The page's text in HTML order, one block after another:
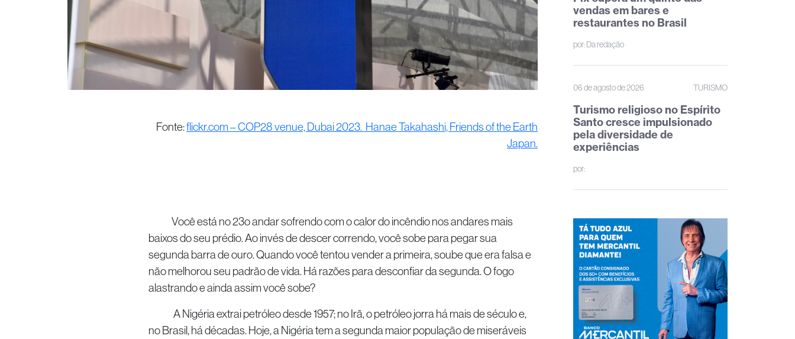
Fonte:flickr.com – COP28 venue, Dubai 2023. Hanae Takahashi, Friends of the Earth
Japan.
Você está no 23o andar sofrendo com o calor do incêndio nos andares mais
baixos do seu prédio. Ao invés de descer correndo, você sobe para pegar sua
segunda barra de ouro. Quando você tentou vender a primeira, soube que era falsa e
não melhorou seu padrão de vida. Há razões para desconfiar da segunda. O fogo
alastrando e ainda assim você sobe?
A Nigéria extrai petróleo desde 1957; no Irã, o petróleo jorra há mais de século e,
no Brasil, há décadas. Hoje, a Nigéria tem a segunda maior população de miseráveis
vendas em bares e
restaurantes no Brasil
por:Da redação
06 de agosto de 2026 TURISMO
Turismo religioso no Espírito
Santo cresce impulsionado
pela diversidade de
experiências
por: